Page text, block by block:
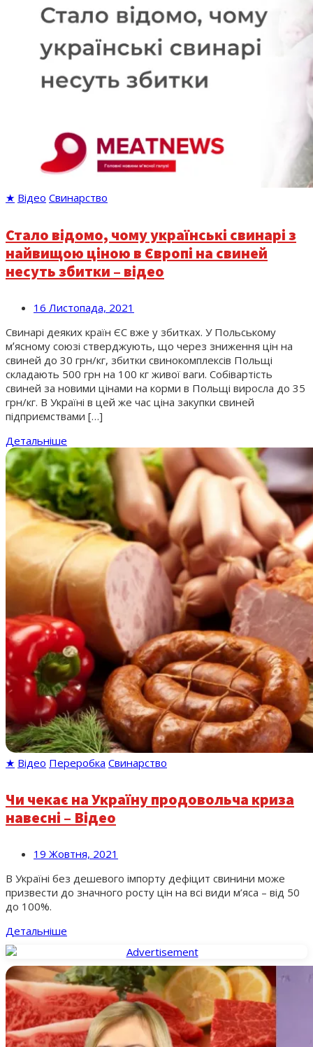
★ Відео Свинарство
Стало відомо, чому українські свинарі з
найвищою ціною в Європі на свиней
несуть збитки – відео
16 Листопада, 2021
Свинарі деяких країн ЄС вже у збитках. У Польському
мʼясному союзі стверджують, що через зниження цін на
свиней до 30 грн/кг, збитки свинокомплексів Польщі
складають 500 грн на 100 кг живої ваги. Собівартість
свиней за новими цінами на корми в Польщі виросла до 35
грн/кг. В Україні в цей же час ціна закупки свиней
підприємствами […]
Детальніше
★ Відео Переробка Свинарство
Чи чекає на Україну продовольча криза
навесні – Відео
19 Жовтня, 2021
В Україні без дешевого імпорту дефіцит свинини може
призвести до значного росту цін на всі види м’яса – від 50
до 100%.
Детальніше